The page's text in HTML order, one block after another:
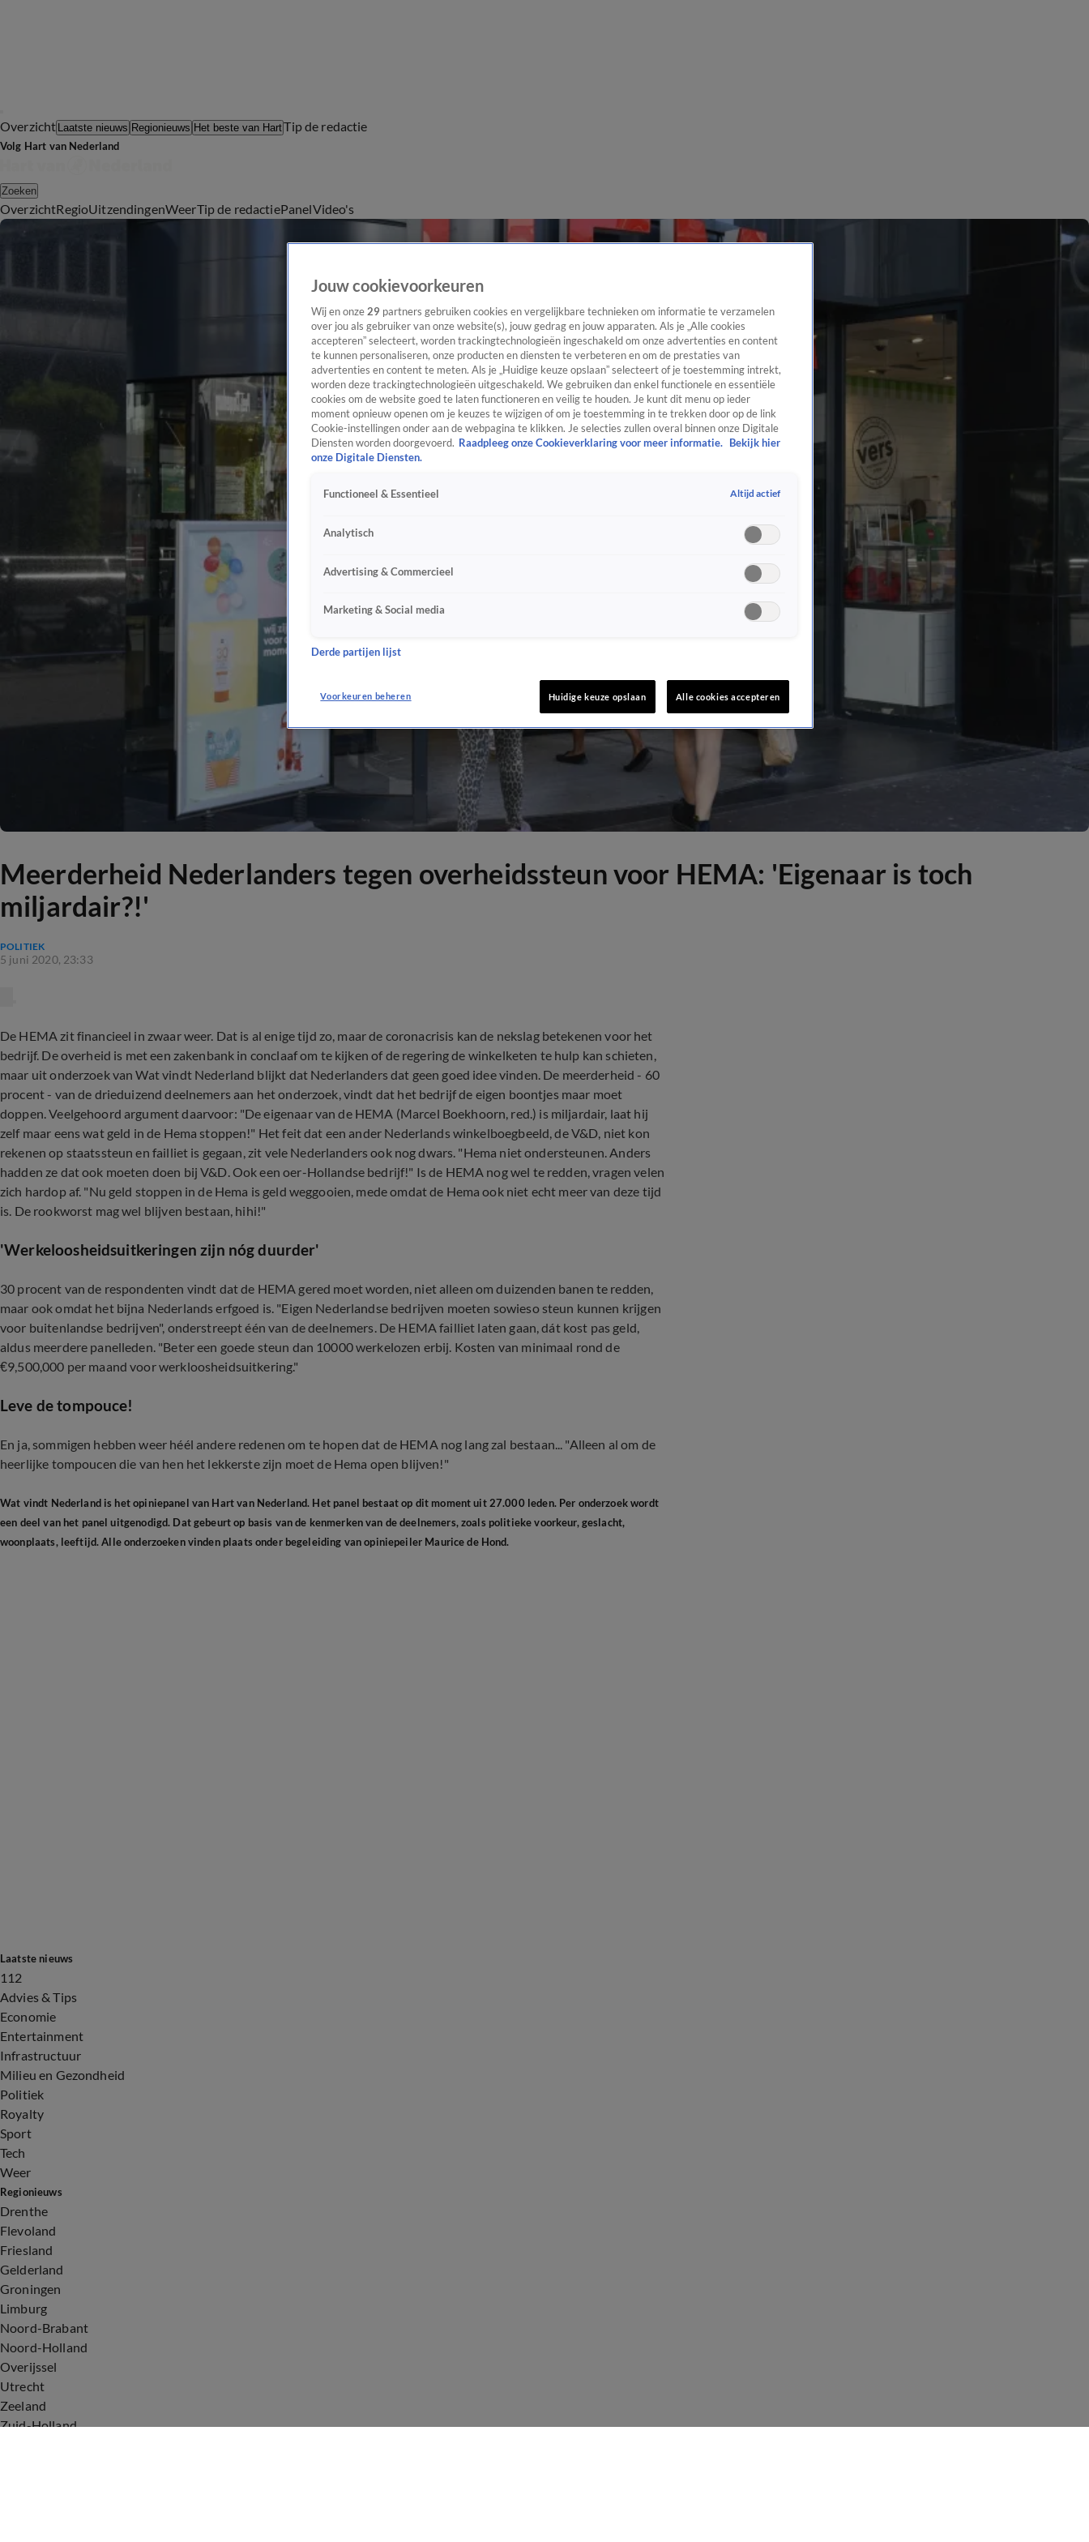
Overzicht Laatste nieuws Regionieuws Het beste van HartTip de redactie
Volg Hart van Nederland
Zoeken
OverzichtRegioUitzendingenWeerTip de redactiePanelVideo's
Meerderheid Nederlanders tegen overheidssteun voor HEMA: 'Eigenaar is toch
miljardair?!'
POLITIEK
5 juni 2020, 23:33
De HEMA zit financieel in zwaar weer. Dat is al enige tijd zo, maar de coronacrisis kan de nekslag betekenen voor het
bedrijf. De overheid is met een zakenbank in conclaaf om te kijken of de regering de winkelketen te hulp kan schieten,
maar uit onderzoek van Wat vindt Nederland blijkt dat Nederlanders dat geen goed idee vinden. De meerderheid - 60
procent - van de drieduizend deelnemers aan het onderzoek, vindt dat het bedrijf de eigen boontjes maar moet
doppen. Veelgehoord argument daarvoor: "De eigenaar van de HEMA (Marcel Boekhoorn, red.) is miljardair, laat hij
zelf maar eens wat geld in de Hema stoppen!" Het feit dat een ander Nederlands winkelboegbeeld, de V&D, niet kon
rekenen op staatssteun en failliet is gegaan, zit vele Nederlanders ook nog dwars. "Hema niet ondersteunen. Anders
hadden ze dat ook moeten doen bij V&D. Ook een oer-Hollandse bedrijf!" Is de HEMA nog wel te redden, vragen velen
zich hardop af. "Nu geld stoppen in de Hema is geld weggooien, mede omdat de Hema ook niet echt meer van deze tijd
is. De rookworst mag wel blijven bestaan, hihi!"
'Werkeloosheidsuitkeringen zijn nóg duurder'
30 procent van de respondenten vindt dat de HEMA gered moet worden, niet alleen om duizenden banen te redden,
maar ook omdat het bijna Nederlands erfgoed is. "Eigen Nederlandse bedrijven moeten sowieso steun kunnen krijgen
voor buitenlandse bedrijven", onderstreept één van de deelnemers. De HEMA failliet laten gaan, dát kost pas geld,
aldus meerdere panelleden. "Beter een goede steun dan 10000 werkelozen erbij. Kosten van minimaal rond de
€9,500,000 per maand voor werkloosheidsuitkering."
Leve de tompouce!
En ja, sommigen hebben weer héél andere redenen om te hopen dat de HEMA nog lang zal bestaan... "Alleen al om de
heerlijke tompoucen die van hen het lekkerste zijn moet de Hema open blijven!"
Wat vindt Nederland is het opiniepanel van Hart van Nederland. Het panel bestaat op dit moment uit 27.000 leden. Per onderzoek wordt
een deel van het panel uitgenodigd. Dat gebeurt op basis van de kenmerken van de deelnemers, zoals politieke voorkeur, geslacht,
woonplaats, leeftijd. Alle onderzoeken vinden plaats onder begeleiding van opiniepeiler Maurice de Hond.
Laatste nieuws
112
Advies & Tips
Economie
Entertainment
Infrastructuur
Milieu en Gezondheid
Politiek
Royalty
Sport
Tech
Weer
Regionieuws
Drenthe
Flevoland
Friesland
Gelderland
Groningen
Limburg
Noord-Brabant
Noord-Holland
Overijssel
Utrecht
Zeeland
Zuid-Holland
Jouw cookievoorkeuren
Wij en onze 29 partners gebruiken cookies en vergelijkbare technieken om informatie te verzamelen
over jou als gebruiker van onze website(s), jouw gedrag en jouw apparaten. Als je „Alle cookies
accepteren” selecteert, worden trackingtechnologieën ingeschakeld om onze advertenties en content
te kunnen personaliseren, onze producten en diensten te verbeteren en om de prestaties van
advertenties en content te meten. Als je „Huidige keuze opslaan” selecteert of je toestemming intrekt,
worden deze trackingtechnologieën uitgeschakeld. We gebruiken dan enkel functionele en essentiële
cookies om de website goed te laten functioneren en veilig te houden. Je kunt dit menu op ieder
moment opnieuw openen om je keuzes te wijzigen of om je toestemming in te trekken door op de link
Cookie-instellingen onder aan de webpagina te klikken. Je selecties zullen overal binnen onze Digitale
Diensten worden doorgevoerd. Raadpleeg onze Cookieverklaring voor meer informatie.
Bekijk hier
onze Digitale Diensten.
Functioneel & Essentieel Altijd actief
Analytisch
Advertising & Commercieel
Marketing & Social media
Derde partijen lijst
Voorkeuren beheren Huidige keuze opslaan Alle cookies accepteren